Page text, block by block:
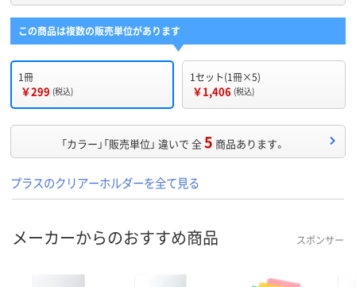
この商品は複数の販売単位があります
1冊
￥299 (税込)
1セット(1冊×5)
￥1,406 (税込)
「カラー」「販売単位」 違いで 全5 商品あります。
プラスのクリアーホルダーを全て見る
メーカーからのおすすめ商品 スポンサー